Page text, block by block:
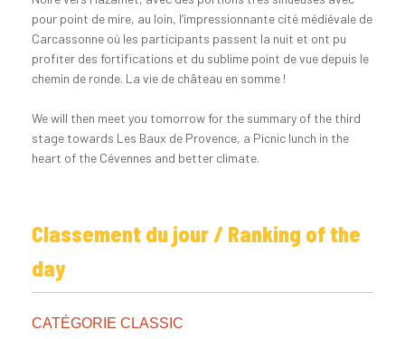
pour point de mire, au loin, l’impressionnante cité médiévale de
Carcassonne où les participants passent la nuit et ont pu
profiter des fortifications et du sublime point de vue depuis le
chemin de ronde. La vie de château en somme !
We will then meet you tomorrow for the summary of the third
stage towards Les Baux de Provence, a Picnic lunch in the
heart of the Cévennes and better climate.
Classement du jour / Ranking of the
day
CATÉGORIE CLASSIC